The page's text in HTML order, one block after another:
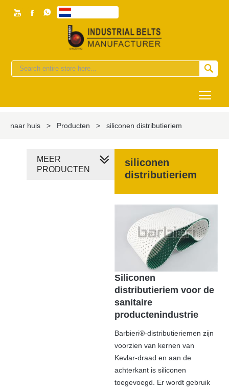
  

naar huis > Producten > siliconen distributieriem
siliconen
distributieriem
Siliconen
distributieriem voor de
sanitaire
productenindustrie
Barbieri®-distributieriemen zijn
voorzien van kernen van
Kevlar-draad en aan de
achterkant is siliconen
toegevoegd. Er wordt gebruik
MEER
PRODUCTEN